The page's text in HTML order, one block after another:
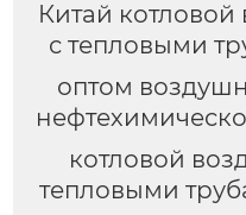
Китай котловой
с тепловыми
оптом
котловой
тепловыми